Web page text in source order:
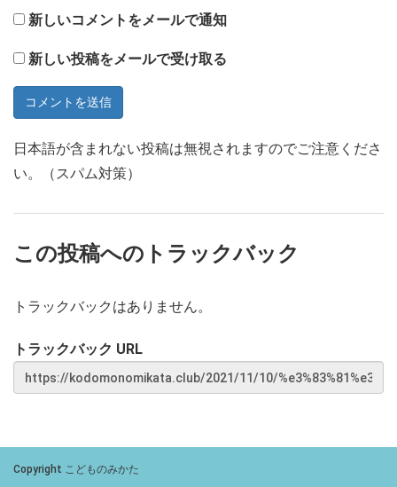
新しいコメントをメールで通知
新しい投稿をメールで受け取る
日本語が含まれない投稿は無視されますのでご注意くださ
い。（スパム対策）
この投稿へのトラックバック
トラックバックはありません。
トラックバック URL
Copyright こどものみかた